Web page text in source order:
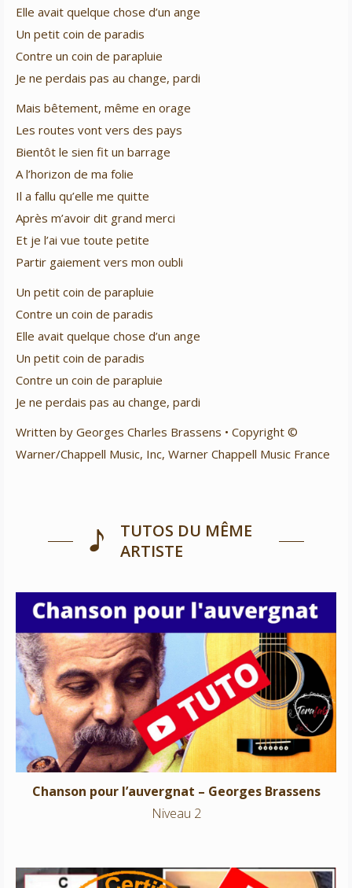
Elle avait quelque chose d’un ange
Un petit coin de paradis
Contre un coin de parapluie
Je ne perdais pas au change, pardi
Mais bêtement, même en orage
Les routes vont vers des pays
Bientôt le sien fit un barrage
A l’horizon de ma folie
Il a fallu qu’elle me quitte
Après m’avoir dit grand merci
Et je l’ai vue toute petite
Partir gaiement vers mon oubli
Un petit coin de parapluie
Contre un coin de paradis
Elle avait quelque chose d’un ange
Un petit coin de paradis
Contre un coin de parapluie
Je ne perdais pas au change, pardi
Written by Georges Charles Brassens • Copyright ©
Warner/Chappell Music, Inc, Warner Chappell Music France
TUTOS DU MÊME
ARTISTE
Chanson pour l’auvergnat – Georges Brassens
Niveau 2
Chanson pour l’auvergnat – Georges Brassens
Niveau 2